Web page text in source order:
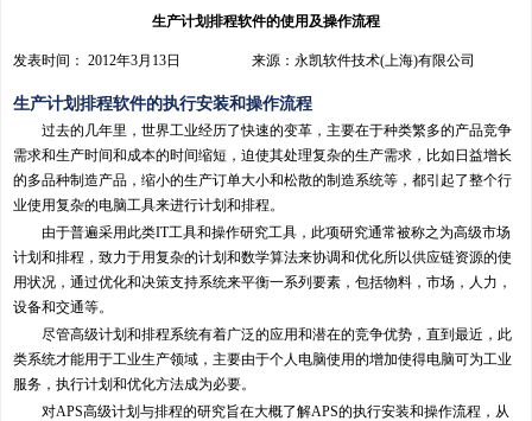
生产计划排程软件的使用及操作流程
发表时间： 2012年3月13日 来源：永凯软件技术(上海)有限公司
生产计划排程软件的执行安装和操作流程
过去的几年里，世界工业经历了快速的变革，主要在于种类繁多的产品竞争
需求和生产时间和成本的时间缩短，迫使其处理复杂的生产需求，比如日益增长
的多品种制造产品，缩小的生产订单大小和松散的制造系统等，都引起了整个行
业使用复杂的电脑工具来进行计划和排程。
由于普遍采用此类IT工具和操作研究工具，此项研究通常被称之为高级市场
计划和排程，致力于用复杂的计划和数学算法来协调和优化所以供应链资源的使
用状况，通过优化和决策支持系统来平衡一系列要素，包括物料，市场，人力，
设备和交通等。
尽管高级计划和排程系统有着广泛的应用和潜在的竞争优势，直到最近，此
类系统才能用于工业生产领域，主要由于个人电脑使用的增加使得电脑可为工业
服务，执行计划和优化方法成为必要。
对APS高级计划与排程的研究旨在大概了解APS的执行安装和操作流程，从